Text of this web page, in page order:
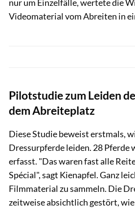
nur um Einzelfälle, wertete die
Videomaterial vom Abreiten in
Pilotstudie zum Leiden
dem Abreiteplatz
Diese Studie beweist erstmals,
Dressurpferde leiden. 28 Pferde
erfasst. "Das waren fast alle
Spécial", sagt Kienapfel. Ganz
Filmmaterial zu sammeln. Die
zeitweise absichtlich gestört,